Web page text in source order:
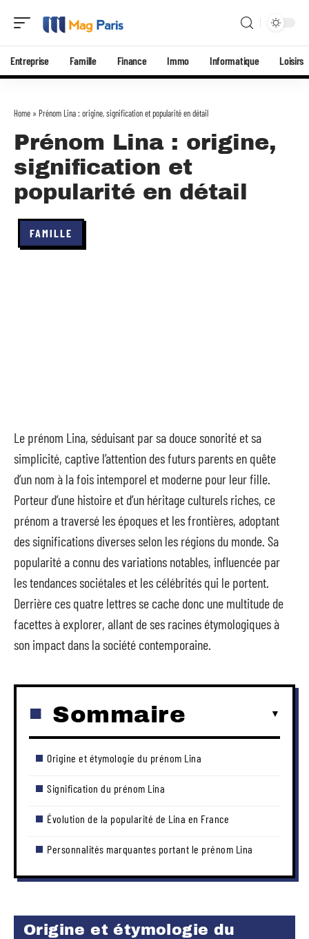
Entreprise Famille Finance Immo Informatique Loisirs
Home » Prénom Lina : origine, signification et popularité en détail
Prénom Lina : origine,
signification et
popularité en détail
FAMILLE
Le prénom Lina, séduisant par sa douce sonorité et sa
simplicité, captive l’attention des futurs parents en quête
d’un nom à la fois intemporel et moderne pour leur fille.
Porteur d’une histoire et d’un héritage culturels riches, ce
prénom a traversé les époques et les frontières, adoptant
des significations diverses selon les régions du monde. Sa
popularité a connu des variations notables, influencée par
les tendances sociétales et les célébrités qui le portent.
Derrière ces quatre lettres se cache donc une multitude de
facettes à explorer, allant de ses racines étymologiques à
son impact dans la société contemporaine.
Sommaire
Origine et étymologie du prénom Lina
Signification du prénom Lina
Évolution de la popularité de Lina en France
Personnalités marquantes portant le prénom Lina
Origine et étymologie du